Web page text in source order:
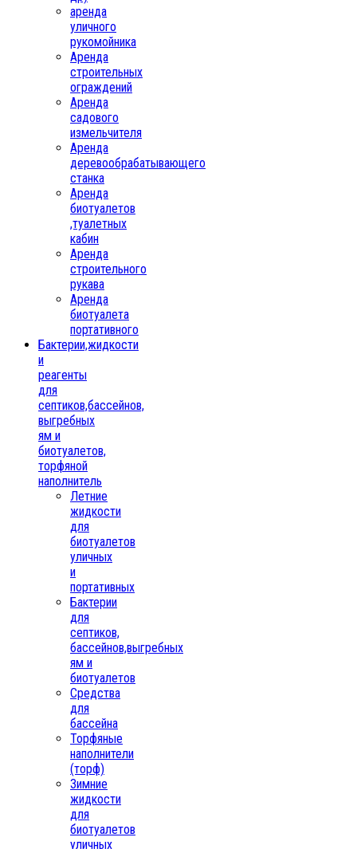
аренда
уличного
рукомойника
Аренда
строительных
ограждений
Аренда
садового
измельчителя
Аренда
деревообрабатывающего
станка
Аренда
биотуалетов
,туалетных
кабин
Аренда
строительного
рукава
Аренда
биотуалета
портативного
Бактерии,жидкости
и
реагенты
для
септиков,бассейнов,
выгребных
ям и
биотуалетов,
торфяной
наполнитель
Летние
жидкости
для
биотуалетов
уличных
и
портативных
Бактерии
для
септиков,
бассейнов,выгребных
ям и
биотуалетов
Средства
для
бассейна
Торфяные
наполнители
(торф)
Зимние
жидкости
для
биотуалетов
уличных